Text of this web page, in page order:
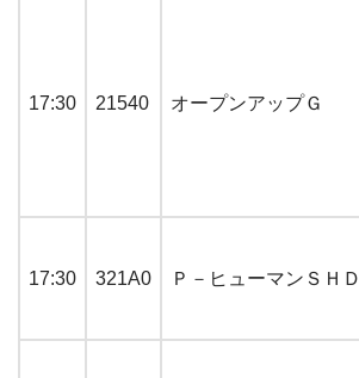
17:30 21540 オープンアップＧ
17:30 321A0 Ｐ－ヒューマンＳＨＤ